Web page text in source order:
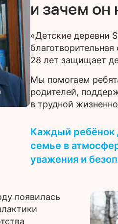
и зачем он
«Детские деревни
28 лет защищает
Мы помогаем
родителей,
в трудной
Каждый ребёнок
семье в
уважения и
появилась